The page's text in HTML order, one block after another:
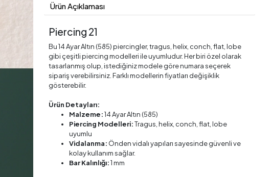
Ürün Açıklaması
Piercing 21
Bu 14 Ayar Altın (585) piercingler, tragus, helix, conch, flat, lobe
gibi çeşitli piercing modelleri ile uyumludur. Her biri özel olarak
tasarlanmış olup, istediğiniz modele göre numara seçerek
sipariş verebilirsiniz. Farklı modellerin fiyatları değişiklik
gösterebilir.
Ürün Detayları:
Malzeme:14 Ayar Altın (585)
Piercing Modelleri:Tragus, helix, conch, flat, lobe
uyumlu
Vidalanma: Önden vidalı yapıları sayesinde güvenli ve
kolay kullanım sağlar.
Bar Kalınlığı:1 mm